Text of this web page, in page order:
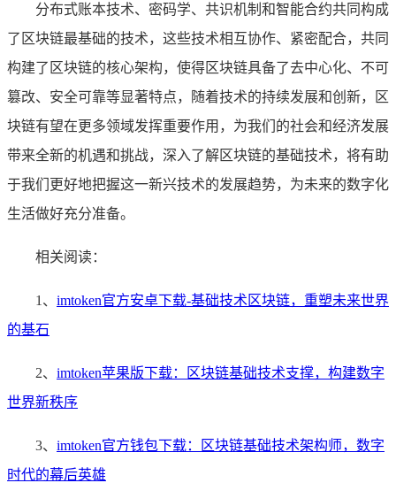
分布式账本技术、密码学、共识机制和智能合约共同构成
了区块链最基础的技术，这些技术相互协作、紧密配合，共同
构建了区块链的核心架构，使得区块链具备了去中心化、不可
篡改、安全可靠等显著特点，随着技术的持续发展和创新，区
块链有望在更多领域发挥重要作用，为我们的社会和经济发展
带来全新的机遇和挑战，深入了解区块链的基础技术，将有助
于我们更好地把握这一新兴技术的发展趋势，为未来的数字化
生活做好充分准备。
相关阅读：
1、 imtoken官方安卓下载-基础技术区块链，重塑未来世界
的基石
2、 imtoken苹果版下载：区块链基础技术支撑，构建数字
世界新秩序
3、 imtoken官方钱包下载：区块链基础技术架构师，数字
时代的幕后英雄